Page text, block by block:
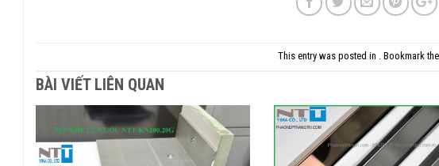
This entry was posted in . Bookmark
BÀI VIẾT LIÊN QUAN